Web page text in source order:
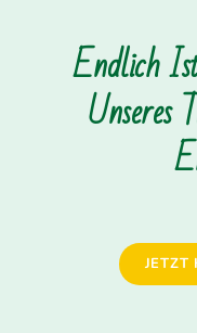
Endlich
Unseres
JETZT